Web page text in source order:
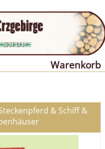
Warenkorb
& Schiff &